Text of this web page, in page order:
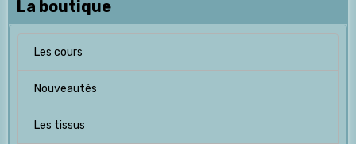
La boutique
Les cours
Nouveautés
Les tissus